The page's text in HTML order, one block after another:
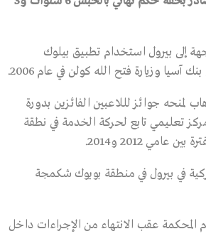
إلى بيرول استخدام تطبيق بيلوك
وزيارة فتح الله كولن في عام 2006.
لمنحه جوائز لللاعبين الفائزين بدورة
تعليمي تابع لحركة الخدمة في نطقة
2012 و2014.
في بيرول في منطقة بويوك شكمجة
المحكمة عقب الانتهاء من الإجراءات داخل